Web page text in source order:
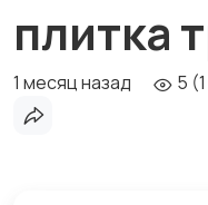
плитка
1 месяц назад 5